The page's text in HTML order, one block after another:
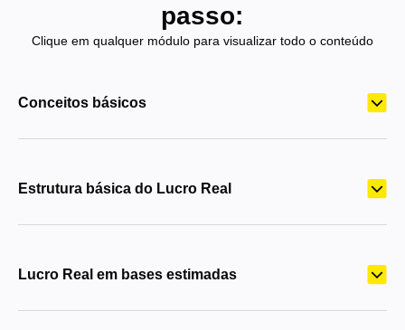
passo:
Clique em qualquer módulo para visualizar todo o conteúdo
Conceitos básicos
Estrutura básica do Lucro Real
Lucro Real em bases estimadas